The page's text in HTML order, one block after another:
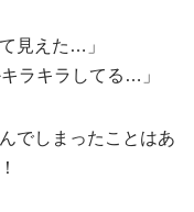
見えた…」
ラキラしてる…」
でしまったことはあ